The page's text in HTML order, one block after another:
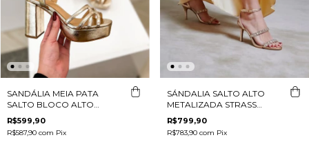
SANDÁLIA MEIA PATA
SALTO BLOCO ALTO
DOURADO
R$599,90
R$587,90 com Pix
SÁNDALIA SALTO ALTO
METALIZADA STRASS
DOURADO
R$799,90
R$783,90 com Pix